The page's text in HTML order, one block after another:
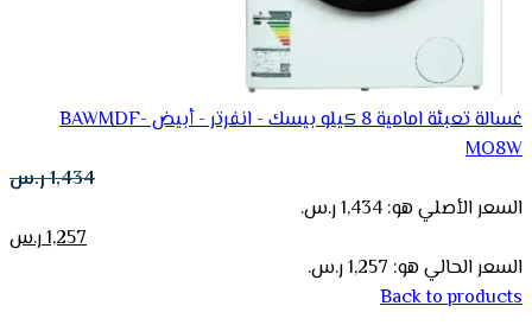
غسالة تعبئة امامية 8 كيلو بيسك - انفرتر - أبيض BAWMDF-
MO8W
1,434ر.س
السعر الأصلي هو: 1,434 ر.س.
1,257ر.س
السعر الحالي هو: 1,257 ر.س.
Back to products